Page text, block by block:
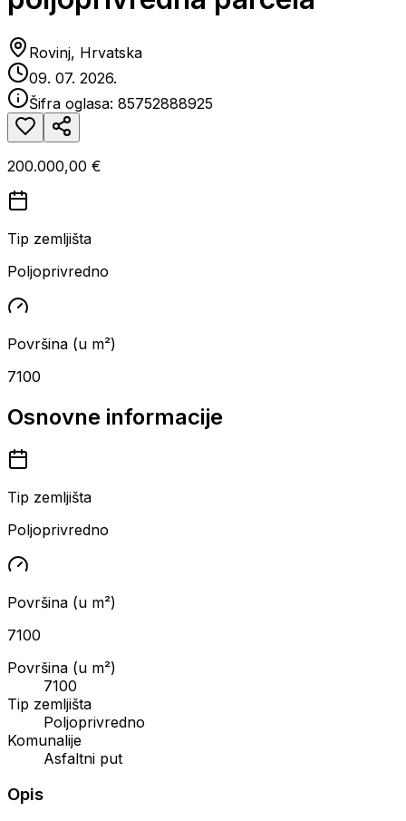
Rovinj, Hrvatska
09. 07. 2026.
Šifra oglasa: 85752888925
200.000,00 €
Tip zemljišta
Poljoprivredno
Površina (u m²)
7100
Osnovne informacije
Tip zemljišta
Poljoprivredno
Površina (u m²)
7100
Površina (u m²)
7100
Tip zemljišta
Poljoprivredno
Komunalije
Asfaltni put
Opis